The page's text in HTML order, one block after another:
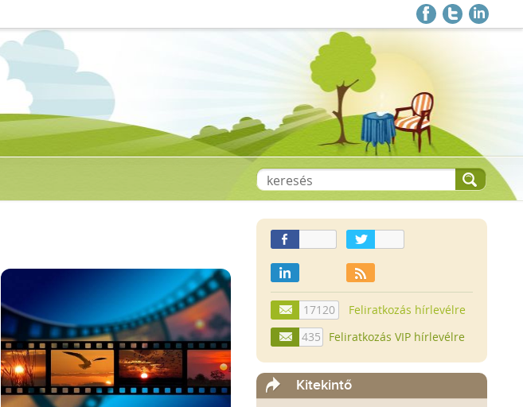
17120
Feliratkozás hírlevélre
435
Feliratkozás VIP hírlevélre
Kitekintő